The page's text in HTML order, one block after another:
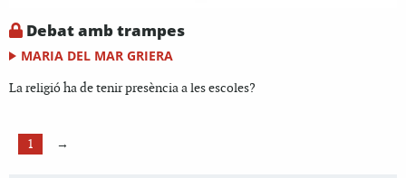
Debat amb trampes
MARIA DEL MAR GRIERA
La religió ha de tenir presència a les escoles?
1 →